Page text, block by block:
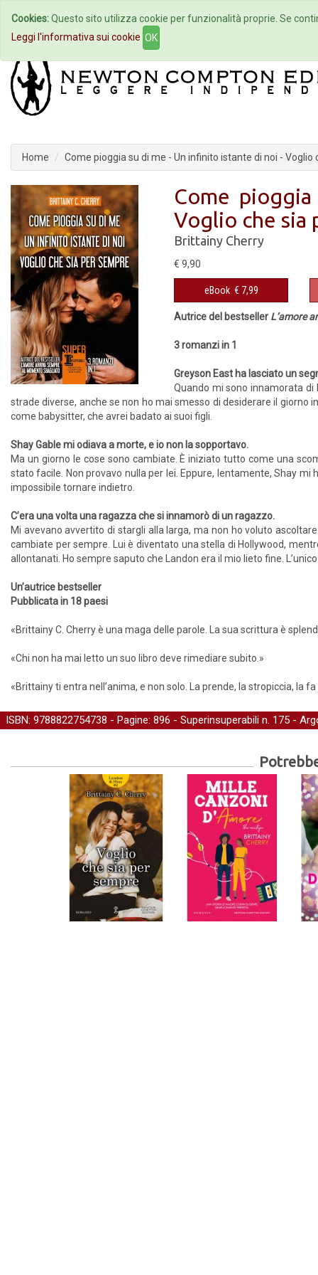
Home Autori Eventi
Home Come pioggia su di me - Un infinito istante di noi - Voglio
Come
Voglio che sia
Brittainy Cherry
€ 9,90
eBook € 7,99
Autrice del bestseller L’amore
3 romanzi in 1
Greyson East ha lasciato un
Quando mi sono innamorata di
strade diverse, anche se non ho mai smesso di desiderare il giorno
come babysitter, che avrei badato ai suoi figli.
Shay Gable mi odiava a morte, e io non la sopportavo.
Ma un giorno le cose sono cambiate. È iniziato tutto come una
stato facile. Non provavo nulla per lei. Eppure, lentamente, Shay
impossibile tornare indietro.
C’era una volta una ragazza che si innamorò di un ragazzo.
Mi avevano avvertito di stargli alla larga, ma non ho voluto
cambiate per sempre. Lui è diventato una stella di Hollywood,
allontanati. Ho sempre saputo che Landon era il mio lieto fine.
Un’autrice bestseller
Pubblicata in 18 paesi
«Brittainy C. Cherry è una maga delle parole. La sua scrittura è
«Chi non ha mai letto un suo libro deve rimediare subito.»
«Brittainy ti entra nell’anima, e non solo. La prende, la stropiccia,
ISBN: 9788822754738 - Pagine: 896 - Superinsuperabili n. 175 -
Cookies:Questo sito utilizza cookie per funzionalità proprie. Se
Leggi l'informativa sui cookie OK